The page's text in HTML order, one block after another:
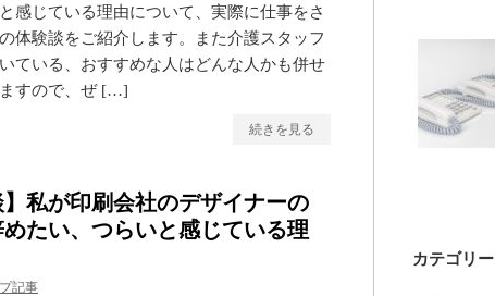
と感じている理由について、実際に仕事をさ
体験談をご紹介します。また介護スタッフ
ている、おすすめな人はどんな人かも併せ
すので、ぜ […]
続きを見る
】私が印刷会社のデザイナーの
たい、つらいと感じている理
記事
カテゴリー